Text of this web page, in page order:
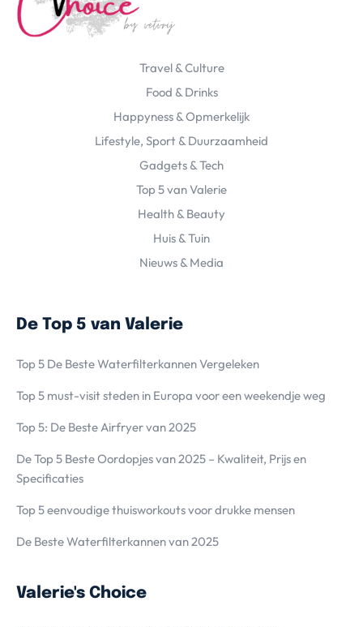
Travel & Culture
Food & Drinks
Happyness & Opmerkelijk
Lifestyle, Sport & Duurzaamheid
Gadgets & Tech
Top 5 van Valerie
Health & Beauty
Huis & Tuin
Nieuws & Media
De Top 5 van Valerie
Top 5 De Beste Waterfilterkannen Vergeleken
Top 5 must-visit steden in Europa voor een weekendje weg
Top 5: De Beste Airfryer van 2025
De Top 5 Beste Oordopjes van 2025 – Kwaliteit, Prijs en
Specificaties
Top 5 eenvoudige thuisworkouts voor drukke mensen
De Beste Waterfilterkannen van 2025
Valerie's Choice